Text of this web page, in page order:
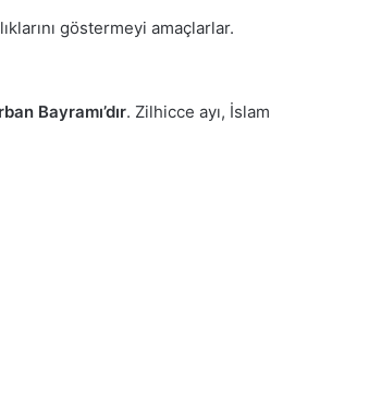
göstermeyi amaçlarlar.
Bayramı’dır. Zilhicce ayı, İslam